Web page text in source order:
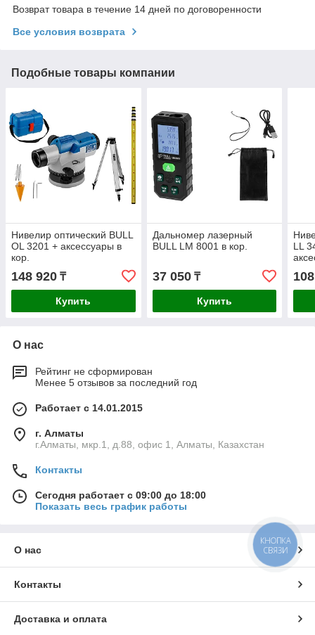
Возврат товара в течение 14 дней по договоренности
Все условия возврата
Подобные товары компании
Нивелир оптический BULL
OL 3201 + аксессуары в
кор.
148 920 ₸
Купить
Дальномер лазерный
BULL LM 8001 в кор.
37 050₸
Купить
LL
О нас
Рейтинг не сформирован
Менее 5 отзывов за последний год
Работает с 14.01.2015
г. Алматы
г.Алматы, мкр.1, д.88, офис 1, Алматы, Казахстан
Контакты
Сегодня работает с 09:00 до 18:00
Показать весь график работы
О нас
Контакты
Доставка и оплата
КНОПКА
СВЯЗИ